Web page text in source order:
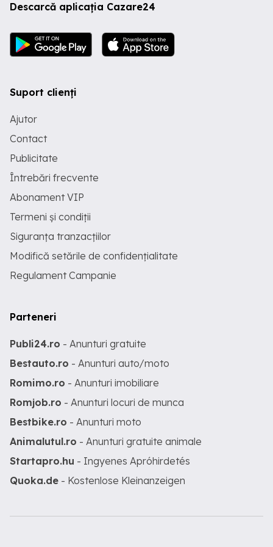
Descarcă aplicația Cazare24
Suport clienți
Ajutor
Contact
Publicitate
Întrebări frecvente
Abonament VIP
Termeni și condiții
Siguranța tranzacțiilor
Modifică setările de confidențialitate
Regulament Campanie
Parteneri
Publi24.ro - Anunturi gratuite
Bestauto.ro - Anunturi auto/moto
Romimo.ro - Anunturi imobiliare
Romjob.ro - Anunturi locuri de munca
Bestbike.ro - Anunturi moto
Animalutul.ro - Anunturi gratuite animale
Startapro.hu - Ingyenes Apróhirdetés
Quoka.de - Kostenlose Kleinanzeigen